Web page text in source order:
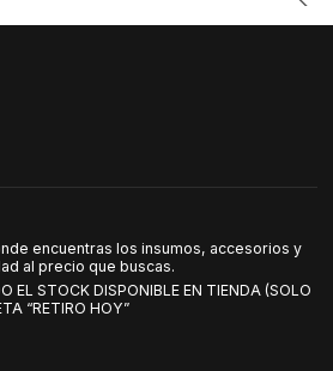
encuentras los insumos, accesorios y
al precio que buscas.
EL STOCK DISPONIBLE EN TIENDA (SOLO
“RETIRO HOY”